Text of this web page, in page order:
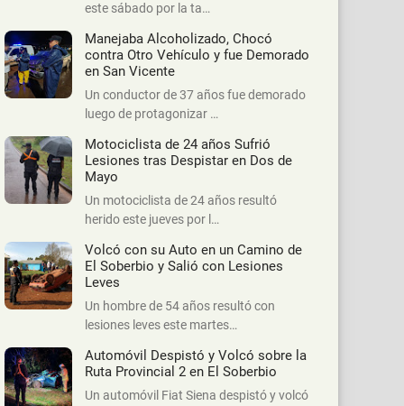
este sábado por la ta…
Manejaba Alcoholizado, Chocó
contra Otro Vehículo y fue Demorado
en San Vicente
Un conductor de 37 años fue demorado
luego de protagonizar …
Motociclista de 24 años Sufrió
Lesiones tras Despistar en Dos de
Mayo
Un motociclista de 24 años resultó
herido este jueves por l…
Volcó con su Auto en un Camino de
El Soberbio y Salió con Lesiones
Leves
Un hombre de 54 años resultó con
lesiones leves este martes…
Automóvil Despistó y Volcó sobre la
Ruta Provincial 2 en El Soberbio
Un automóvil Fiat Siena despistó y volcó